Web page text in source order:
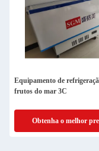
Equipamento de
frutos do mar 3C
Obtenha o melhor